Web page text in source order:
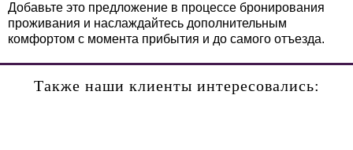
Добавьте это предложение в процессе бронирования
проживания и наслаждайтесь дополнительным
комфортом с момента прибытия и до самого отъезда.
Также наши клиенты интересовались: